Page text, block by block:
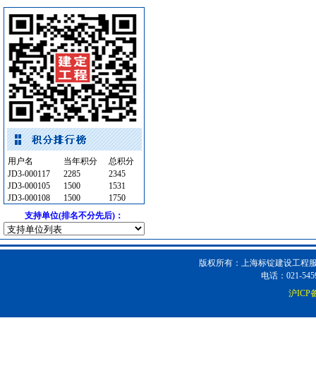
高级地砖 [采购中]
水泵房 [采购中]
防雷接地 [采购中]
低压电器 [采购中]
管材管件 [采购中]
电气控制开关 [采购中]
油漆涂料 [采购中]
园林设施 [采购中]
卫浴洁具
[采购中]
推土机
[采购中]
筒灯 [采购中]
石材木材 [采购中]
消防稳压泵 [采购中]
阀门组件室外排水等 [采购中]
用户名 当年积分
总积分
JD3-000117
2285
2345
JD3-000105
1500
1531
JD3-000108
1500
1750
支持单位(排名不分先后)：
版权所有：上海标锭建设工程
电话：021-
沪ICP